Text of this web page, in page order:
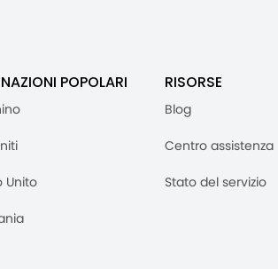
POPOLARI
Unito
RISORSE
Blog
Centro assistenza
Stato del servizio